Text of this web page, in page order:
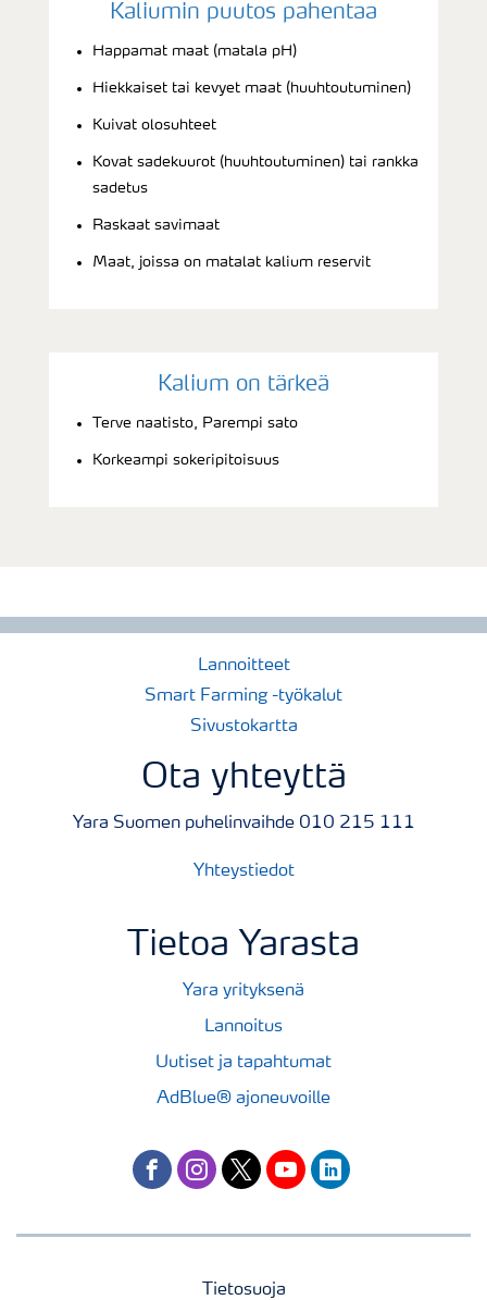
Kaliumin puutos pahentaa
Happamat maat (matala pH)
Hiekkaiset tai kevyet maat (huuhtoutuminen)
Kuivat olosuhteet
Kovat sadekuurot (huuhtoutuminen) tai rankka
sadetus
Raskaat savimaat
Maat, joissa on matalat kalium reservit
Kalium on tärkeä
Terve naatisto, Parempi sato
Korkeampi sokeripitoisuus
Lannoitteet
Smart Farming -työkalut
Sivustokartta
Ota yhteyttä
Yara Suomen puhelinvaihde 010 215 111
Yhteystiedot
Tietoa Yarasta
Yara yrityksenä
Lannoitus
Uutiset ja tapahtumat
AdBlue® ajoneuvoille
facebookinstagram
twitteryoutubelinkedin
Tietosuoja